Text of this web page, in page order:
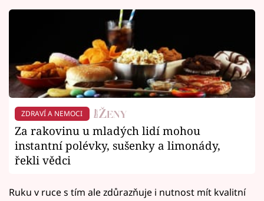
ZDRAVÍ A NEMOCI
Za rakovinu u mladých lidí mohou
instantní polévky, sušenky a limonády,
řekli vědci
Ruku v ruce s tím ale zdůrazňuje i nutnost mít kvalitní